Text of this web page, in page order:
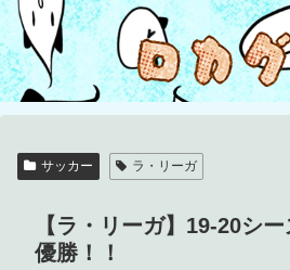
サッカー ラ・リーガ
【ラ・リーガ】19-20シ
優勝！！